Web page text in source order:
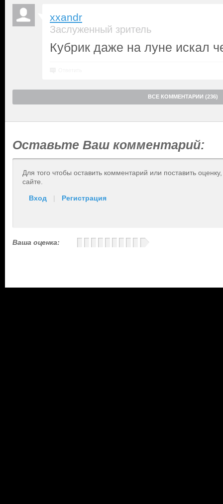
xxandr
Заслуженный зритель
Кубрик даже на луне искал
ВСЕ КОММЕНТАРИИ (236)
Оставьте Ваш комментарий:
Для того чтобы оставить комментарий или поставить
сайте.
Вход | Регистрация
Ваша оценка: